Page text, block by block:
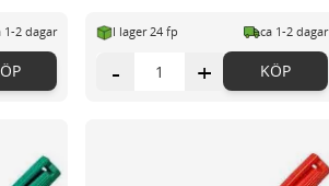
1-2 dagar I lager 24 fp ca 1-2 dagar
- + KÖP